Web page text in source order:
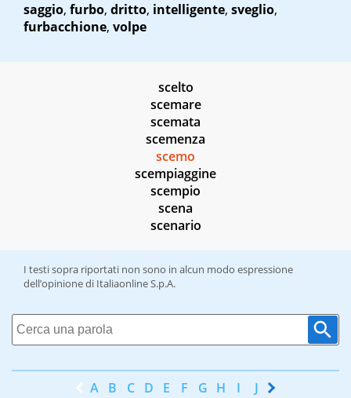
saggio, furbo, dritto, intelligente, sveglio,
furbacchione, volpe
scelto
scemare
scemata
scemenza
scemo
scempiaggine
scempio
scena
scenario
I testi sopra riportati non sono in alcun modo espressione
dell’opinione di Italiaonline S.p.A.
A B C D E F G H I J K